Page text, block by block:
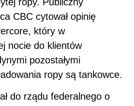
CBC cytował opinię
który w
nocie do klientów
pozostałymi
ropy są tankowce.
do rządu federalnego o